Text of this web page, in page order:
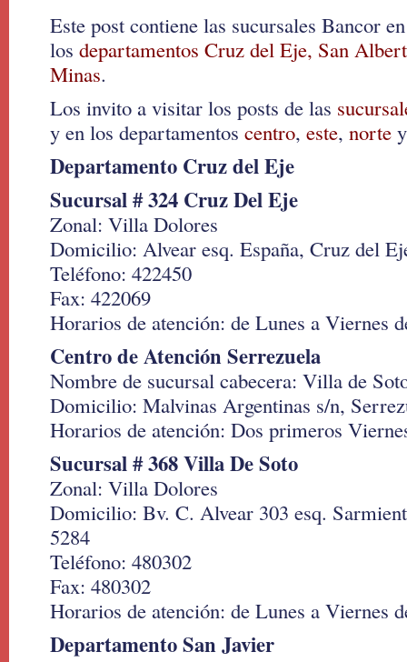
Este post contiene las sucursales Bancor
los departamentos Cruz del Eje, San
Minas.
Los invito a visitar los posts de las
y en los departamentos centro, este, norte
Departamento Cruz del Eje
Sucursal # 324 Cruz Del Eje
Zonal: Villa Dolores
Domicilio: Alvear esq. España, Cruz del
Teléfono: 422450
Fax: 422069
Horarios de atención: de Lunes a Viernes
Centro de Atención Serrezuela
Nombre de sucursal cabecera: Villa de
Domicilio: Malvinas Argentinas s/n,
Horarios de atención: Dos primeros
Sucursal # 368 Villa De Soto
Zonal: Villa Dolores
Domicilio: Bv. C. Alvear 303 esq.
5284
Teléfono: 480302
Fax: 480302
Horarios de atención: de Lunes a Viernes
Departamento San Javier